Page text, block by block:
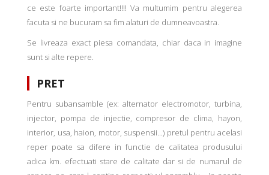
ce este foarte important!!!! Va multumim pentru alegerea
facuta si ne bucuram sa fim alaturi de dumneavoastra.
Se livreaza exact piesa comandata, chiar daca in imagine
sunt si alte repere.
PRET
Pentru subansamble (ex: alternator electromotor, turbina,
injector, pompa de injectie, compresor de clima, hayon,
interior, usa, haion, motor, suspensii...) pretul pentru acelasi
reper poate sa difere in functie de calitatea produsului
adica km. efectuati stare de calitate dar si de numarul de